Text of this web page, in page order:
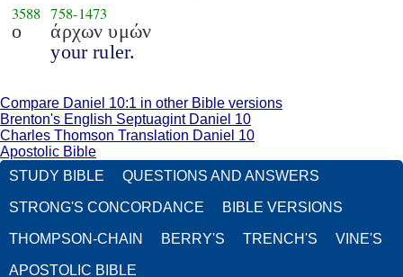
3588
ο
758-1473
άρχων υμών
your ruler.
Compare Daniel 10:1 in other Bible versions
Brenton's English Septuagint Daniel 10
Charles Thomson Translation Daniel 10
Apostolic Bible
STUDY BIBLE
QUESTIONS AND ANSWERS
STRONG'S CONCORDANCE BIBLE VERSIONS
THOMPSON-CHAIN BERRY'S TRENCH'S VINE'S
APOSTOLIC BIBLE